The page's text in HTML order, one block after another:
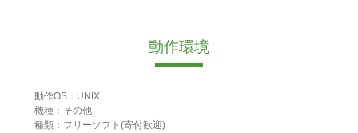
動作環境
動作OS：UNIX
機種：その他
種類：フリーソフト(寄付歓迎)